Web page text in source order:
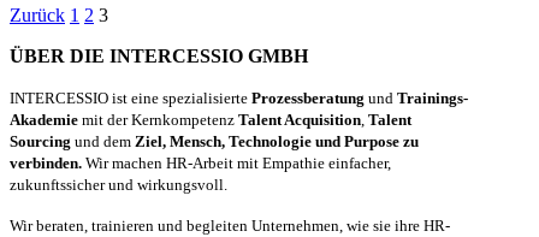
Zurück 1 2 3
ÜBER DIE INTERCESSIO GMBH
INTERCESSIO ist eine spezialisierte Prozessberatung und Trainings-
Akademie mit der Kernkompetenz Talent Acquisition, Talent
Sourcing und dem Ziel, Mensch, Technologie und Purpose zu
verbinden. Wir machen HR-Arbeit mit Empathie einfacher,
zukunftssicher und wirkungsvoll.
Wir beraten, trainieren und begleiten Unternehmen, wie sie ihre HR-